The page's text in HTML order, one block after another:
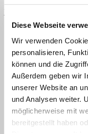
Diese Webseite
Wir verwenden
personalisieren,
können und die
Außerdem geben wir
unserer Website an
und Analysen weiter.
möglicherweise mit
bereitgestellt haben
Zubehör
Servietten
Shopsysteme
ÜBER STEWO
Kontakt
Team
Firma
Downloads &
MEHR ERFAHREN
Filter
„Mariola“ |